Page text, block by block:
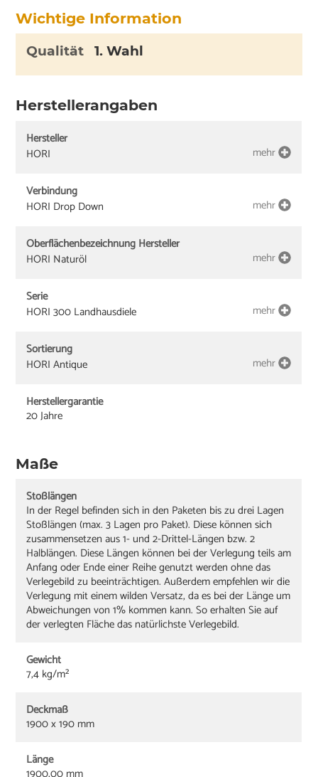
Wichtige Information
Qualität 1. Wahl
Herstellerangaben
Hersteller
HORI
mehr
Verbindung
HORI Drop Down
mehr
Oberflächenbezeichnung Hersteller
HORI Naturöl
mehr
Serie
HORI 300 Landhausdiele
mehr
Sortierung
HORI Antique
mehr
Herstellergarantie
20 Jahre
Maße
Stoßlängen
In der Regel befinden sich in den Paketen bis zu drei Lagen
Stoßlängen (max. 3 Lagen pro Paket). Diese können sich
zusammensetzen aus 1- und 2-Drittel-Längen bzw. 2
Halblängen. Diese Längen können bei der Verlegung teils am
Anfang oder Ende einer Reihe genutzt werden ohne das
Verlegebild zu beeinträchtigen. Außerdem empfehlen wir die
Verlegung mit einem wilden Versatz, da es bei der Länge um
Abweichungen von 1% kommen kann. So erhalten Sie auf
der verlegten Fläche das natürlichste Verlegebild.
Gewicht
7,4 kg/m²
Deckmaß
1900 x 190 mm
Länge